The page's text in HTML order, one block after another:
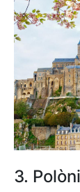
3.